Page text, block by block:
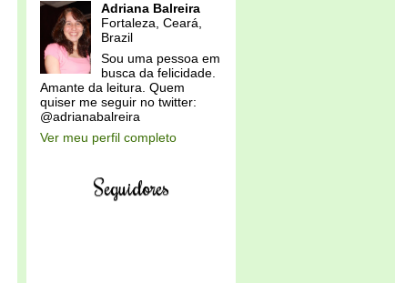
Adriana Balreira
Fortaleza, Ceará,
Brazil
Sou uma pessoa em
busca da felicidade.
Amante da leitura. Quem
quiser me seguir no twitter:
@adrianabalreira
Ver meu perfil completo
Seguidores